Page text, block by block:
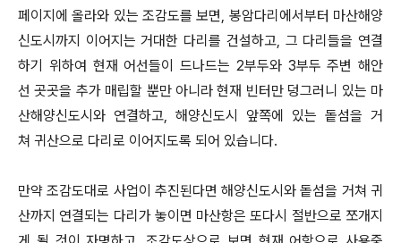
페이지에 올라와 있는 조감도를 보면, 봉암다리에서부터 마산해양
신도시까지 이어지는 거대한 다리를 건설하고, 그 다리들을 연결
하기 위하여 현재 어선들이 드나드는 2부두와 3부두 주변 해안
선 곳곳을 추가 매립할 뿐만 아니라 현재 빈터만 덩그러니 있는 마
산해양신도시와 연결하고, 해양신도시 앞쪽에 있는 돝섬을 거
쳐 귀산으로 다리로 이어지도록 되어 있습니다.
만약 조감도대로 사업이 추진된다면 해양신도시와 돝섬을 거쳐 귀
산까지 연결되는 다리가 놓이면 마산항은 또다시 절반으로 쪼개지